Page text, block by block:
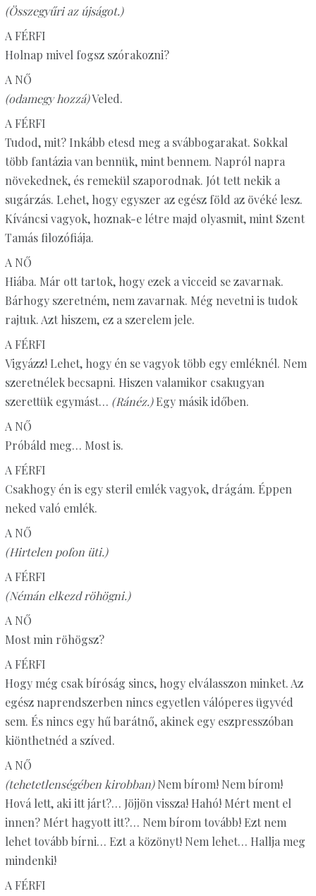
(Összegyűri az újságot.)
A FÉRFI
Holnap mivel fogsz szórakozni?
A NŐ
(odamegy hozzá)Veled.
A FÉRFI
Tudod, mit? Inkább etesd meg a svábbogarakat. Sokkal
több fantázia van bennük, mint bennem. Napról napra
növekednek, és remekül szaporodnak. Jót tett nekik a
sugárzás. Lehet, hogy egyszer az egész föld az övéké lesz.
Kíváncsi vagyok, hoznak-e létre majd olyasmit, mint Szent
Tamás filozófiája.
A NŐ
Hiába. Már ott tartok, hogy ezek a vicceid se zavarnak.
Bárhogy szeretném, nem zavarnak. Még nevetni is tudok
rajtuk. Azt hiszem, ez a szerelem jele.
A FÉRFI
Vigyázz! Lehet, hogy én se vagyok több egy emléknél. Nem
szeretnélek becsapni. Hiszen valamikor csakugyan
szerettük egymást… (Ránéz.)Egy másik időben.
A NŐ
Próbáld meg… Most is.
A FÉRFI
Csakhogy én is egy steril emlék vagyok, drágám. Éppen
neked való emlék.
A NŐ
(Hirtelen pofon üti.)
A FÉRFI
(Némán elkezd röhögni.)
A NŐ
Most min röhögsz?
A FÉRFI
Hogy még csak bíróság sincs, hogy elválasszon minket. Az
egész naprendszerben nincs egyetlen válóperes ügyvéd
sem. És nincs egy hű barátnő, akinek egy eszpresszóban
kiönthetnéd a szíved.
A NŐ
(tehetetlenségében kirobban)Nem bírom! Nem bírom!
Hová lett, aki itt járt?… Jöjjön vissza! Hahó! Mért ment el
innen? Mért hagyott itt?… Nem bírom tovább! Ezt nem
lehet tovább bírni… Ezt a közönyt! Nem lehet… Hallja meg
mindenki!
A FÉRFI